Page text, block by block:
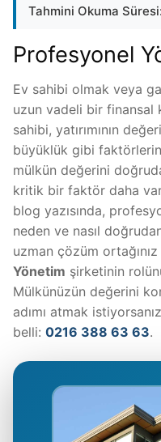
Tahmini Okuma
Profesyonel
Ev sahibi olmak veya
uzun vadeli bir finansal
sahibi, yatırımının
büyüklük gibi
mülkün değerini
kritik bir faktör daha
blog yazısında,
neden ve nasıl
uzman çözüm
Yönetim şirketinin
Mülkünüzün değerini
adımı atmak
belli: 0216 388 63 63.